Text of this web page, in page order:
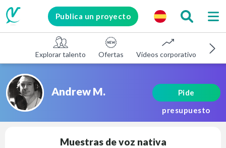
Publica un proyecto
Explorar talento Ofertas Vídeos corporativos E-
Andrew M.
Pide
presupuesto
Muestras de voz nativa